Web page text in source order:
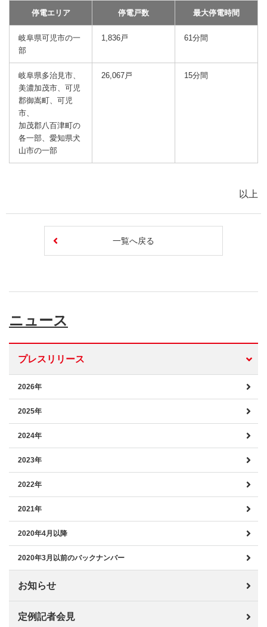
停電エリア 停電戸数 最大停電時間
岐阜県可児市の一
部
1,836戸 61分間
岐阜県多治見市、
美濃加茂市、可児
郡御嵩町、可児
市、
加茂郡八百津町の
各一部、愛知県犬
山市の一部
26,067戸 15分間
以上
一覧へ戻る
ニュース
プレスリリース
2026年
2025年
2024年
2023年
2022年
2021年
2020年4月以降
2020年3月以前のバックナンバー
お知らせ
定例記者会見